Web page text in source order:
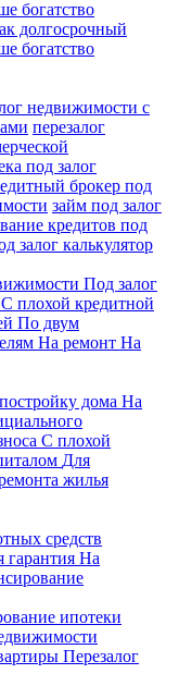
долгосрочный
богатство
недвижимости с
перезалог
под залог
брокер под
займ под залог
кредитов под
залог калькулятор
Под залог
С плохой кредитной
По двум
На ремонт На
дома На
С плохой
Для
жилья
средств
гарантия На
ипотеки
Перезалог